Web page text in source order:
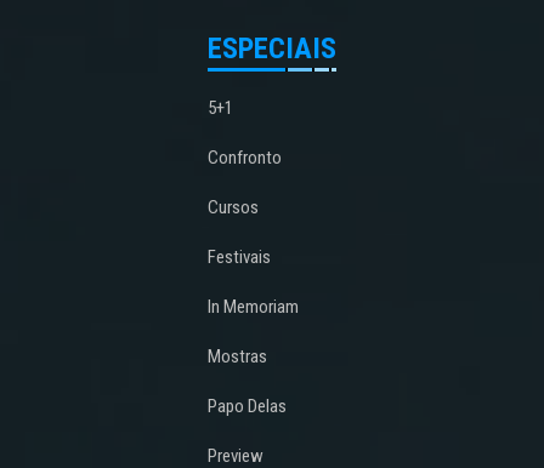
ESPECIAIS
5+1
Confronto
Cursos
Festivais
In Memoriam
Mostras
Papo Delas
Preview